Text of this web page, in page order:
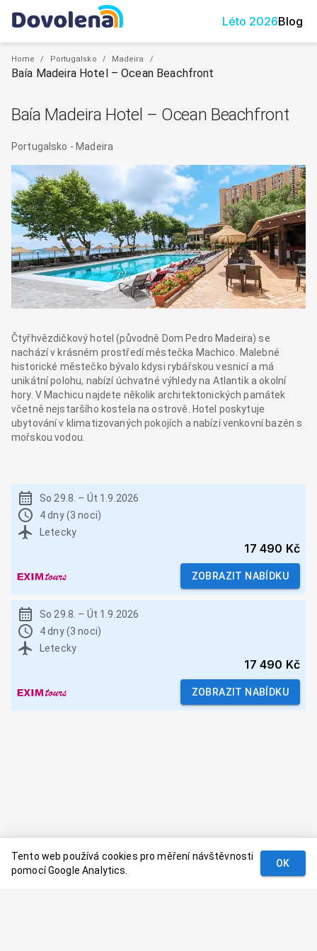
Léto 2026Blog
Home / Portugalsko / Madeira /
Baía Madeira Hotel – Ocean Beachfront
Baía Madeira Hotel – Ocean Beachfront
Portugalsko - Madeira
Čtyřhvězdičkový hotel (původně Dom Pedro Madeira) se
nachází v krásném prostředí městečka Machico. Malebné
historické městečko bývalo kdysi rybářskou vesnicí a má
unikátní polohu, nabízí úchvatné výhledy na Atlantik a okolní
hory. V Machicu najdete několik architektonických památek
včetně nejstaršího kostela na ostrově. Hotel poskytuje
ubytování v klimatizovaných pokojích a nabízí venkovní bazén s
mořskou vodou.
So 29.8. – Út 1.9.2026
4 dny (3 noci)
Letecky
17 490 Kč
ZOBRAZIT NABÍDKU
So 29.8. – Út 1.9.2026
4 dny (3 noci)
Letecky
17 490 Kč
ZOBRAZIT NABÍDKU
Tento web používá cookies pro měření návštěvnosti
pomocí Google Analytics.
OK